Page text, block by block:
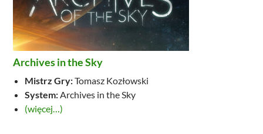
Archives in the Sky
Mistrz Gry:Tomasz Kozłowski
System: Archives in the Sky
(więcej…)